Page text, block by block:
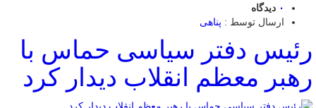
۰ دیدگاه
ارسال توسط : پناهی
رئیس دفتر سیاسی حماس با
رهبر معظم انقلاب دیدار کرد